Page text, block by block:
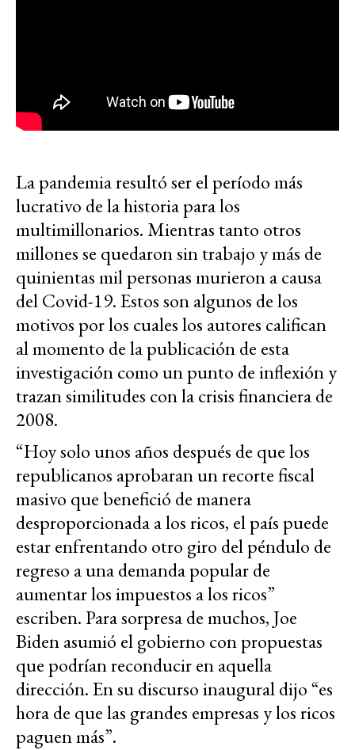
La pandemia resultó ser el período más
lucrativo de la historia para los
multimillonarios. Mientras tanto otros
millones se quedaron sin trabajo y más de
quinientas mil personas murieron a causa
del Covid-19. Estos son algunos de los
motivos por los cuales los autores califican
al momento de la publicación de esta
investigación como un punto de inflexión y
trazan similitudes con la crisis financiera de
2008.
“Hoy solo unos años después de que los
republicanos aprobaran un recorte fiscal
masivo que benefició de manera
desproporcionada a los ricos, el país puede
estar enfrentando otro giro del péndulo de
regreso a una demanda popular de
aumentar los impuestos a los ricos”
escriben. Para sorpresa de muchos, Joe
Biden asumió el gobierno con propuestas
que podrían reconducir en aquella
dirección. En su discurso inaugural dijo “es
hora de que las grandes empresas y los ricos
paguen más”.